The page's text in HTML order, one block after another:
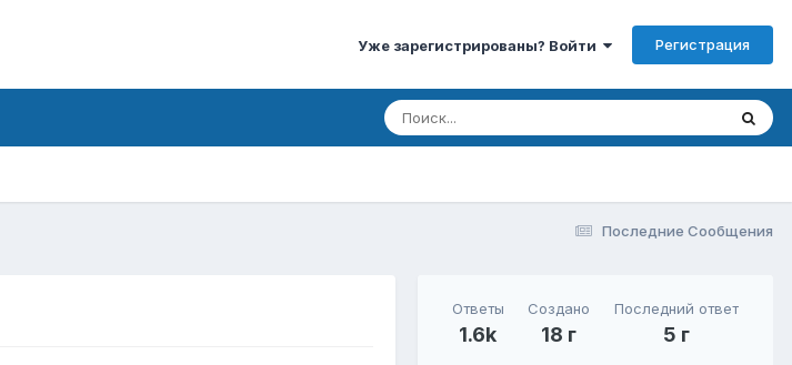
Уже зарегистрированы? Войти Регистрация
Последние Сообщения
Ответы
1.6k
Создано
18 г
Последний ответ
5 г